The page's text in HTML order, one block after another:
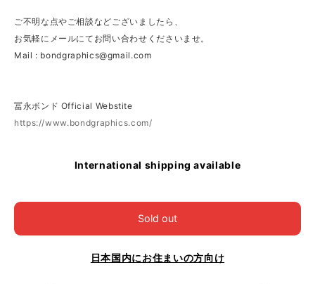
ご不明な点やご相談などございましたら、
お気軽にメールにてお問い合わせくださいませ。
Mail : bondgraphics@gmail.com
冨永ボンド Official Webstite
https://www.bondgraphics.com/
International shipping available
Sold out
日本国内にお住まいの方向け